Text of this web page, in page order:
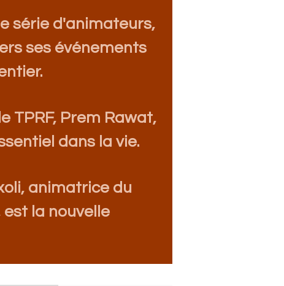
série d'animateurs,
ses événements
TPRF, Prem Rawat,
dans la vie.
animatrice du
la nouvelle